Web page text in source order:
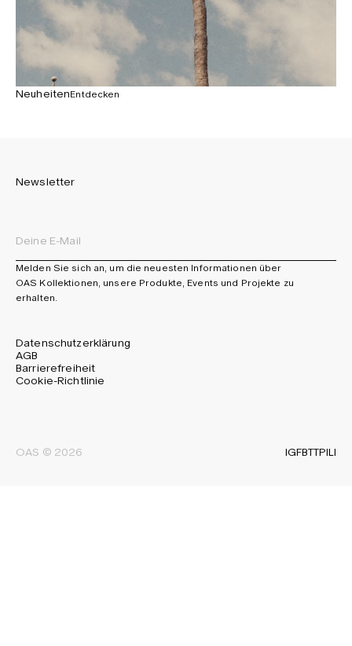
NeuheitenEntdecken
Newsletter
Melden Sie sich an, um die neuesten Informationen über
OAS Kollektionen, unsere Produkte, Events und Projekte zu
erhalten.
Datenschutzerklärung
AGB
Barrierefreiheit
Cookie-Richtlinie
OAS © 2026 IGFBTTPILI